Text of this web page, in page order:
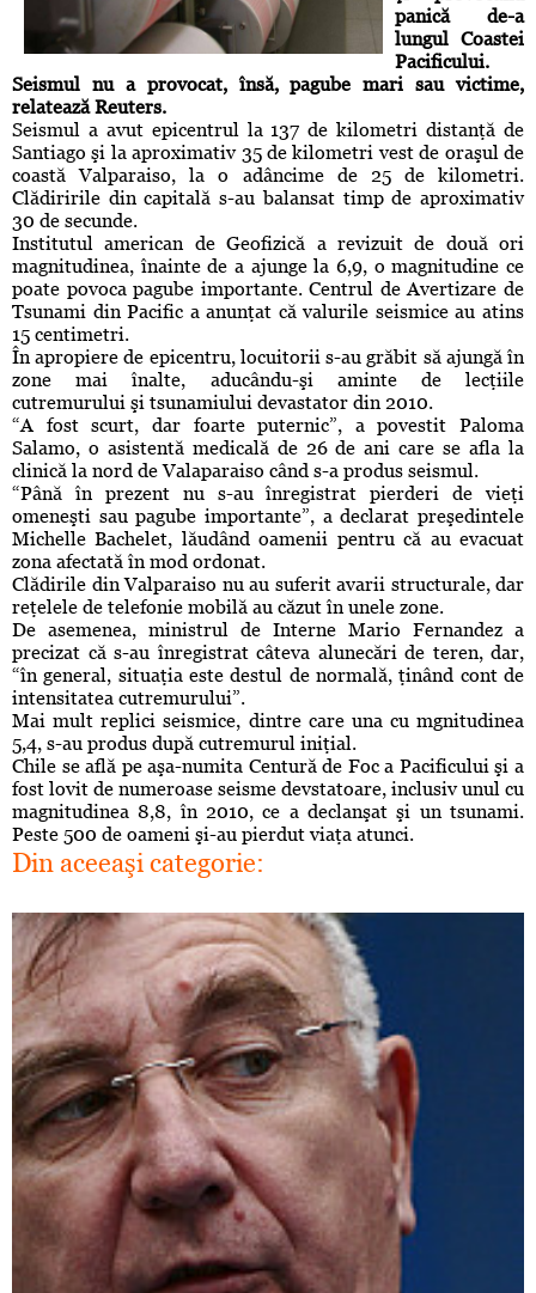
panică de-a
lungul Coastei
Pacificului.
Seismul nu a provocat, însă, pagube mari sau victime,
relatează Reuters.
Seismul a avut epicentrul la 137 de kilometri distanţă de
Santiago şi la aproximativ 35 de kilometri vest de oraşul de
coastă Valparaiso, la o adâncime de 25 de kilometri.
Clădiririle din capitală s-au balansat timp de aproximativ
30 de secunde.
Institutul american de Geofizică a revizuit de două ori
magnitudinea, înainte de a ajunge la 6,9, o magnitudine ce
poate povoca pagube importante. Centrul de Avertizare de
Tsunami din Pacific a anunţat că valurile seismice au atins
15 centimetri.
În apropiere de epicentru, locuitorii s-au grăbit să ajungă în
zone mai înalte, aducându-şi aminte de lecţiile
cutremurului şi tsunamiului devastator din 2010.
“A fost scurt, dar foarte puternic”, a povestit Paloma
Salamo, o asistentă medicală de 26 de ani care se afla la
clinică la nord de Valaparaiso când s-a produs seismul.
“Până în prezent nu s-au înregistrat pierderi de vieţi
omeneşti sau pagube importante”, a declarat preşedintele
Michelle Bachelet, lăudând oamenii pentru că au evacuat
zona afectată în mod ordonat.
Clădirile din Valparaiso nu au suferit avarii structurale, dar
reţelele de telefonie mobilă au căzut în unele zone.
De asemenea, ministrul de Interne Mario Fernandez a
precizat că s-au înregistrat câteva alunecări de teren, dar,
“în general, situaţia este destul de normală, ţinând cont de
intensitatea cutremurului”.
Mai mult replici seismice, dintre care una cu mgnitudinea
5,4, s-au produs după cutremurul iniţial.
Chile se află pe aşa-numita Centură de Foc a Pacificului şi a
fost lovit de numeroase seisme devstatoare, inclusiv unul cu
magnitudinea 8,8, în 2010, ce a declanşat şi un tsunami.
Peste 500 de oameni şi-au pierdut viaţa atunci.
Din aceeaşi categorie: